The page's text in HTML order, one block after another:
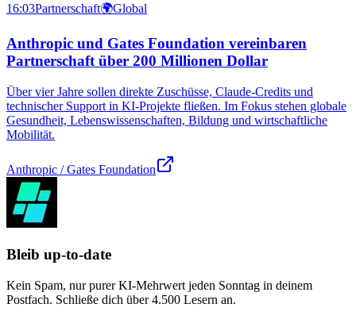
16:03Partnerschaft🌍Global
Anthropic und Gates Foundation vereinbaren
Partnerschaft über 200 Millionen Dollar
Über vier Jahre sollen direkte Zuschüsse, Claude-Credits und
technischer Support in KI-Projekte fließen. Im Fokus stehen globale
Gesundheit, Lebenswissenschaften, Bildung und wirtschaftliche
Mobilität.
Anthropic / Gates Foundation
Bleib up-to-date
Kein Spam, nur purer KI-Mehrwert jeden Sonntag in deinem
Postfach. Schließe dich über4.500 Lesern an.